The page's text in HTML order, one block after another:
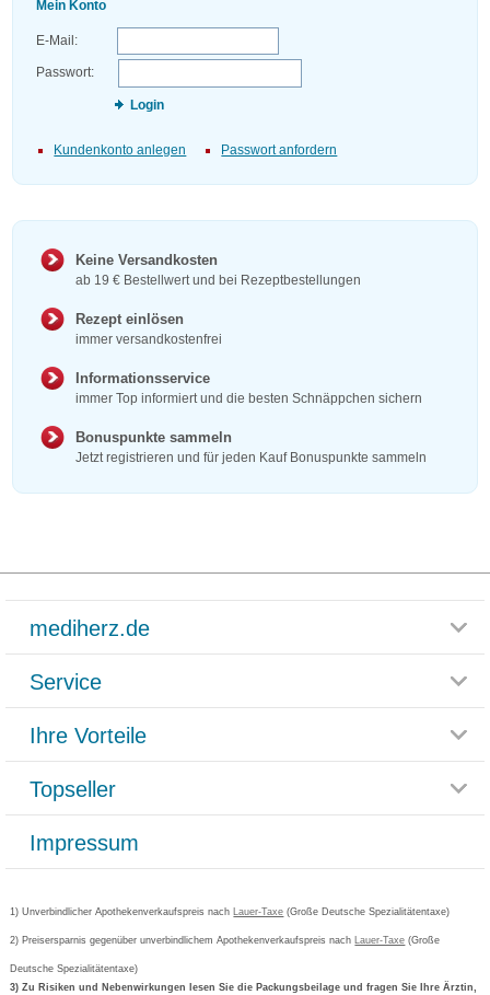
Mein Konto
E-Mail:
Passwort:
Login
Kundenkonto anlegen Passwort anfordern
Keine Versandkosten
ab 19 € Bestellwert und bei Rezeptbestellungen
Rezept einlösen
immer versandkostenfrei
Informationsservice
immer Top informiert und die besten Schnäppchen sichern
Bonuspunkte sammeln
Jetzt registrieren und für jeden Kauf Bonuspunkte sammeln
mediherz.de
Glossar
Häufig gestellte Fragen
Datenschutz
AGB
Cookie-Einstellungen
Vertrag widerrufen
Service
Rücksendemöglichkeit
Paketlieferstatus
Versandkosten
Bestellschein ausfüllen
Newsletteranmeldung
Ihre Vorteile
Rezeptlieferung
Bonusprogramm
Gutschein und Rabatte
Kundenbewertung
Topseller
Grippostad
Bepanthen
Formoline
Impressum
1) Unverbindlicher Apothekenverkaufspreis nach Lauer-Taxe (Große Deutsche Spezialitätentaxe)
2) Preisersparnis gegenüber unverbindlichem Apothekenverkaufspreis nach Lauer-Taxe (Große
Deutsche Spezialitätentaxe)
3) Zu Risiken und Nebenwirkungen lesen Sie die Packungsbeilage und fragen Sie Ihre Ärztin,